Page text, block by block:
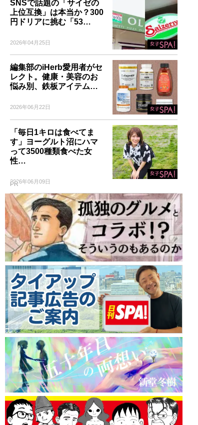
SNSで話題の「サイゼの
上位互換」は本当か？300
円ドリアに挑む「53…
2026年04月25日
編集部のiHerb愛用者がセ
レクト。健康・美容のお
悩み別、鉄板アイテム…
2026年06月22日
「毎日1キロは食べてま
す」ヨーグルト沼にハマ
って3500種類食べた女
性…
2026年06月09日
PR